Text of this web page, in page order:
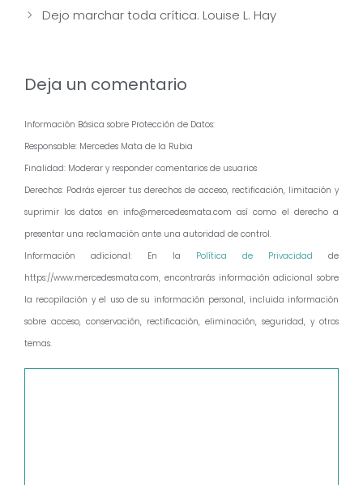
Dejo marchar toda crítica. Louise L. Hay
Deja un comentario
Información Básica sobre Protección de Datos:
Responsable: Mercedes Mata de la Rubia
Finalidad: Moderar y responder comentarios de usuarios
Derechos: Podrás ejercer tus derechos de acceso, rectificación, limitación y
suprimir los datos en info@mercedesmata.com así como el derecho a
presentar una reclamación ante una autoridad de control.
Información adicional: En la Política de Privacidad de
https://www.mercedesmata.com, encontrarás información adicional sobre
la recopilación y el uso de su información personal, incluida información
sobre acceso, conservación, rectificación, eliminación, seguridad, y otros
temas.